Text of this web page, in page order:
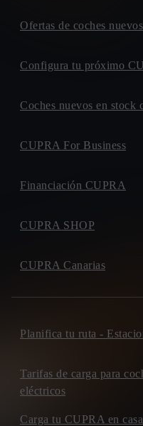
Ofertas de coches
Configura tu próximo
Coches nuevos en stock
CUPRA For Business
Financiación CUPRA
CUPRA SHOP
CUPRA Canarias
Planifica tu ruta -
Tarifas de carga para
eléctricos
Carga tu CUPRA en casa